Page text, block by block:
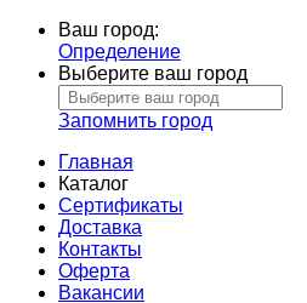
Ваш город:
Определение
Выберите ваш город
Запомнить город
Главная
Каталог
Сертификаты
Доставка
Контакты
Оферта
Вакансии